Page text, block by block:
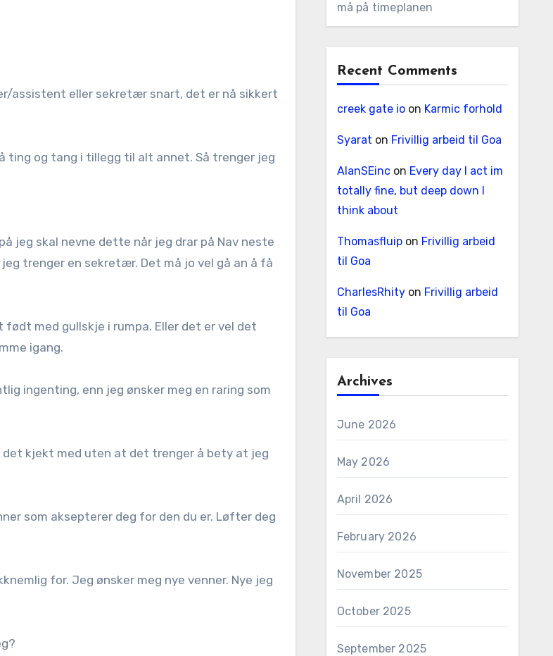
assistent eller sekretær snart, det er nå sikkert
ting og tang i tillegg til alt annet. Så trenger jeg
jeg skal nevne dette når jeg drar på Nav neste
trenger en sekretær. Det må jo vel gå an å få
med gullskje i rumpa. Eller det er vel det
igang.
ingenting, enn jeg ønsker meg en raring som
det kjekt med uten at det trenger å bety at jeg
som aksepterer deg for den du er. Løfter deg
for. Jeg ønsker meg nye venner. Nye jeg
må på timeplanen
Recent Comments
creek gate ioon Karmic forhold
Syarat on Frivillig arbeid til Goa
AlanSEincon Every day I act im
totally fine, but deep down I
think about
Thomasfluipon Frivillig arbeid
til Goa
CharlesRhityon Frivillig arbeid
til Goa
Archives
June 2026
May 2026
April 2026
February 2026
November 2025
October 2025
September 2025